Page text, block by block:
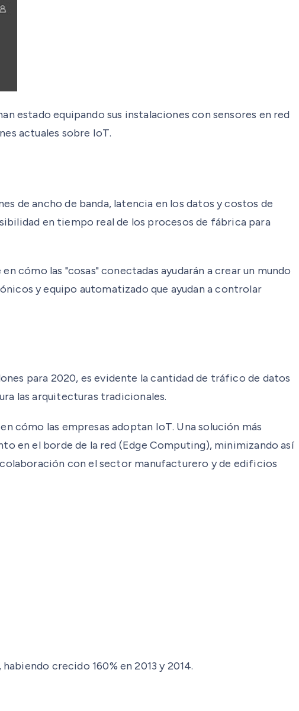
estado equipando sus instalaciones con sensores en red
actuales sobre IoT.
de ancho de banda, latencia en los datos y costos de
en tiempo real de los procesos de fábrica para
cómo las "cosas" conectadas ayudarán a crear un mundo
y equipo automatizado que ayudan a controlar
para 2020, es evidente la cantidad de tráfico de datos
las arquitecturas tradicionales.
cómo las empresas adoptan IoT. Una solución más
en el borde de la red (Edge Computing), minimizando así
con el sector manufacturero y de edificios
crecido 160% en 2013 y 2014.